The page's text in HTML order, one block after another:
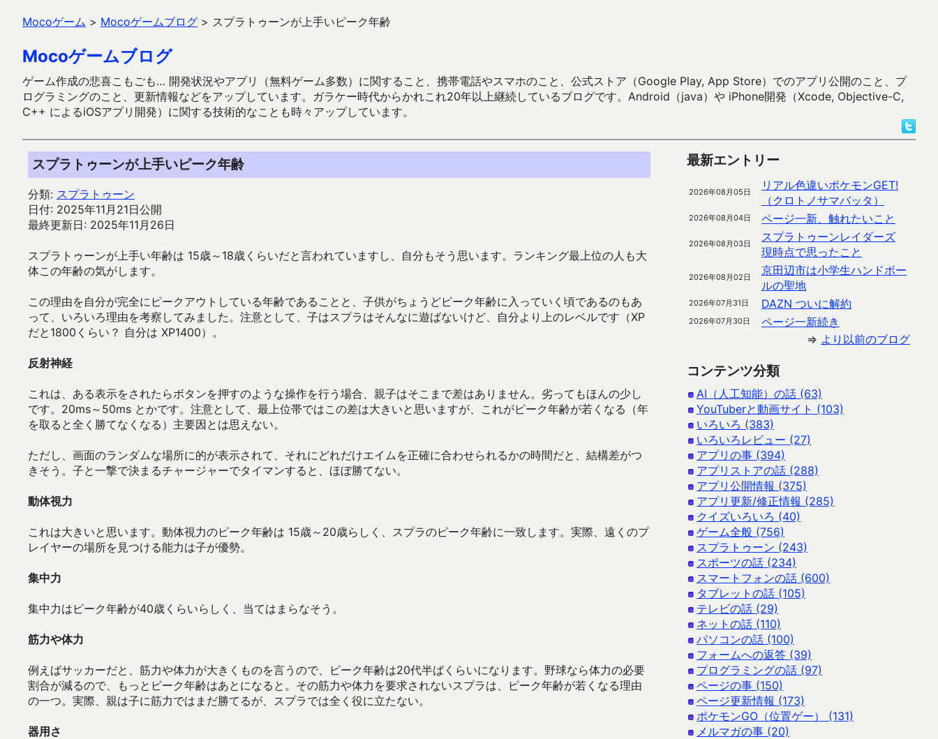
Mocoゲーム > Mocoゲームブログ > スプラトゥーンが上手いピーク年齢
Mocoゲームブログ
ゲーム作成の悲喜こもごも… 開発状況やアプリ（無料ゲーム多数）に関すること、携帯電話やスマホのこと、公式ストア（Google Play, App Store）でのアプリ公開のこと、プ
ログラミングのこと、更新情報などをアップしています。ガラケー時代からかれこれ20年以上継続しているブログです。Android（java）や iPhone開発（Xcode, Objective-C,
C++ によるiOSアプリ開発）に関する技術的なことも時々アップしています。
スプラトゥーンが上手いピーク年齢
分類: スプラトゥーン
日付: 2025年11月21日公開
最終更新日: 2025年11月26日
スプラトゥーンが上手い年齢は 15歳～18歳くらいだと言われていますし、自分もそう思います。ランキング最上位の人も大
体この年齢の気がします。
この理由を自分が完全にピークアウトしている年齢であることと、子供がちょうどピーク年齢に入っていく頃であるのもあ
って、いろいろ理由を考察してみました。注意として、子はスプラはそんなに遊ばないけど、自分より上のレベルです（XP
だと1800くらい？ 自分は XP1400）。
反射神経
これは、ある表示をされたらボタンを押すのような操作を行う場合、親子はそこまで差はありません。劣ってもほんの少し
です。20ms～50ms とかです。注意として、最上位帯ではこの差は大きいと思いますが、これがピーク年齢が若くなる（年
を取ると全く勝てなくなる）主要因とは思えない。
ただし、画面のランダムな場所に的が表示されて、それにどれだけエイムを正確に合わせられるかの時間だと、結構差がつ
きそう。子と一撃で決まるチャージャーでタイマンすると、ほぼ勝てない。
動体視力
これは大きいと思います。動体視力のピーク年齢は 15歳～20歳らしく、スプラのピーク年齢に一致します。実際、遠くのプ
レイヤーの場所を見つける能力は子が優勢。
集中力
集中力はピーク年齢が40歳くらいらしく、当てはまらなそう。
筋力や体力
例えばサッカーだと、筋力や体力が大きくものを言うので、ピーク年齢は20代半ばくらいになります。野球なら体力の必要
割合が減るので、もっとピーク年齢はあとになると。その筋力や体力を要求されないスプラは、ピーク年齢が若くなる理由
の一つ。実際、親は子に筋力ではまだ勝てるが、スプラでは全く役に立たない。
器用さ
最新エントリー
2026年08月05日
リアル色違いポケモンGET!
（クロトノサマバッタ）
2026年08月04日 ページ一新、触れたいこと
2026年08月03日
スプラトゥーンレイダーズ
現時点で思ったこと
2026年08月02日
京田辺市は小学生ハンドボー
ルの聖地
2026年07月31日 DAZN ついに解約
2026年07月30日
ページ一新続き
⇒ より以前のブログ
コンテンツ分類
AI（人工知能）の話 (63)
YouTuberと動画サイト (103)
いろいろ (383)
いろいろレビュー (27)
アプリの事 (394)
アプリストアの話 (288)
アプリ公開情報 (375)
アプリ更新/修正情報 (285)
クイズいろいろ (40)
ゲーム全般 (756)
スプラトゥーン (243)
スポーツの話 (234)
スマートフォンの話 (600)
タブレットの話 (105)
テレビの話 (29)
ネットの話 (110)
パソコンの話 (100)
フォームへの返答 (39)
プログラミングの話 (97)
ページの事 (150)
ページ更新情報 (173)
ポケモンGO（位置ゲー） (131)
メルマガの事 (20)